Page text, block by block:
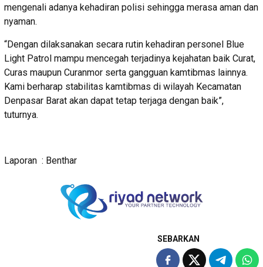
mengenali adanya kehadiran polisi sehingga merasa aman dan
nyaman.
“Dengan dilaksanakan secara rutin kehadiran personel Blue
Light Patrol mampu mencegah terjadinya kejahatan baik Curat,
Curas maupun Curanmor serta gangguan kamtibmas lainnya.
Kami berharap stabilitas kamtibmas di wilayah Kecamatan
Denpasar Barat akan dapat tetap terjaga dengan baik”,
tuturnya.
Laporan : Benthar
SEBARKAN